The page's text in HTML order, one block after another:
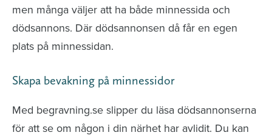
men många väljer att ha både minnessida och
dödsannons. Där dödsannonsen då får en egen
plats på minnessidan.
Skapa bevakning på minnessidor
Med begravning.se slipper du läsa dödsannonserna
för att se om någon i din närhet har avlidit. Du kan